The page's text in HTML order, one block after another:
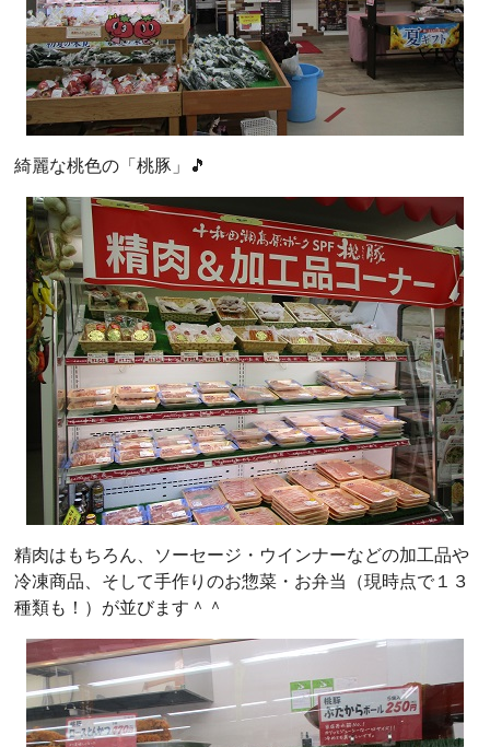
綺麗な桃色の「桃豚」🎵
精肉はもちろん、ソーセージ・ウインナーなどの加工品や
冷凍商品、そして手作りのお惣菜・お弁当（現時点で１３
種類も！）が並びます＾＾